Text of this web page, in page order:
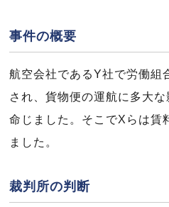
事件の概要
航空会社であるY社で労働組
され、貨物便の運航に多大
命じました。そこでXらは賃
ました。
裁判所の判断